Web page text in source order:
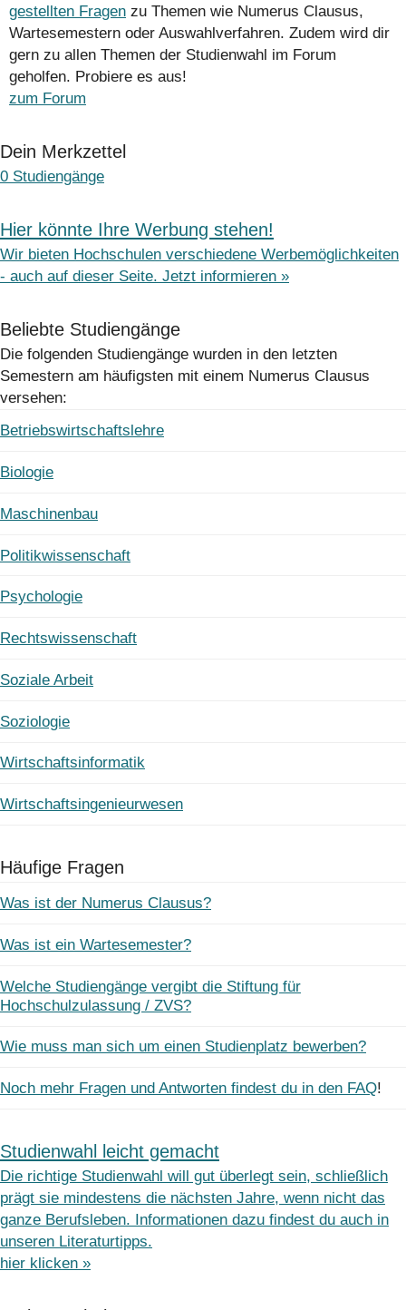
gestellten Fragen zu Themen wie Numerus Clausus,
Wartesemestern oder Auswahlverfahren. Zudem wird dir
gern zu allen Themen der Studienwahl im Forum
geholfen. Probiere es aus!
zum Forum
Dein Merkzettel
0 Studiengänge
Hier könnte Ihre Werbung stehen!
Wir bieten Hochschulen verschiedene Werbemöglichkeiten
- auch auf dieser Seite. Jetzt informieren »
Beliebte Studiengänge
Die folgenden Studiengänge wurden in den letzten
Semestern am häufigsten mit einem Numerus Clausus
versehen:
Betriebswirtschaftslehre
Biologie
Maschinenbau
Politikwissenschaft
Psychologie
Rechtswissenschaft
Soziale Arbeit
Soziologie
Wirtschaftsinformatik
Wirtschaftsingenieurwesen
Häufige Fragen
Was ist der Numerus Clausus?
Was ist ein Wartesemester?
Welche Studiengänge vergibt die Stiftung für
Hochschulzulassung / ZVS?
Wie muss man sich um einen Studienplatz bewerben?
Noch mehr Fragen und Antworten findest du in den FAQ!
Studienwahl leicht gemacht
Die richtige Studienwahl will gut überlegt sein, schließlich
prägt sie mindestens die nächsten Jahre, wenn nicht das
ganze Berufsleben. Informationen dazu findest du auch in
unseren Literaturtipps.
hier klicken »